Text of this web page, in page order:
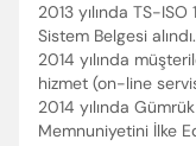
2013 yılında TS-
Sistem Belgesi alındı.
2014 yılında
hizmet (on-line
2014 yılında
Memnuniyetini İlke